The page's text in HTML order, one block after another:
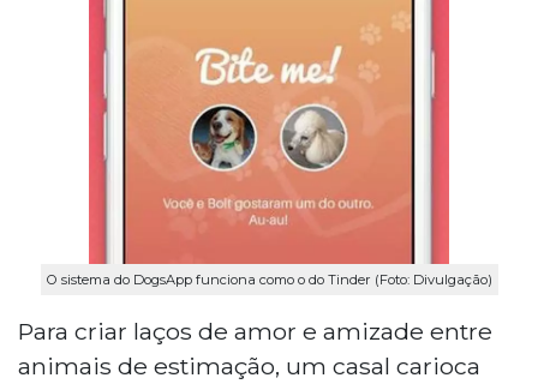
O sistema do DogsApp funciona como o do Tinder (Foto: Divulgação)
Para criar laços de amor e amizade entre
animais de estimação, um casal carioca